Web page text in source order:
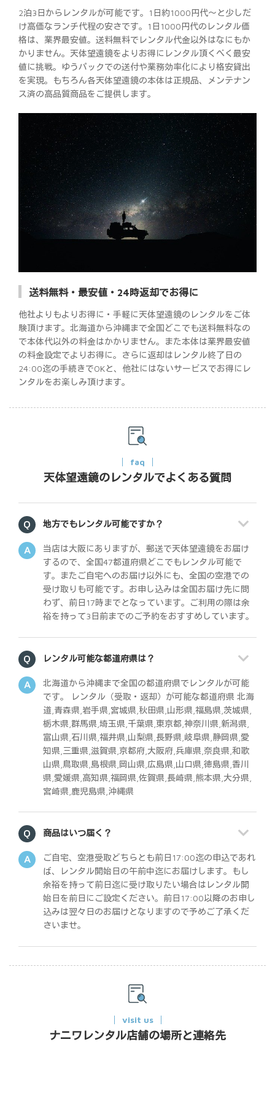
2泊3日からレンタルが可能です。1日約1000円代～と少しだ
け高価なランチ代程の安さです。1日1000円代のレンタル価
格は、業界最安値。送料無料でレンタル代金以外はなにもか
かりません。天体望遠鏡をよりお得にレンタル頂くべく最安
値に挑戦。ゆうパックでの送付や業務効率化により格安貸出
を実現。もちろん各天体望遠鏡の本体は正規品、メンテナン
ス済の高品質商品をご提供します。
送料無料・最安値・24時返却でお得に
他社よりもよりお得に・手軽に天体望遠鏡のレンタルをご体
験頂けます。北海道から沖縄まで全国どこでも送料無料なの
で本体代以外の料金はかかりません。また本体は業界最安値
の料金設定でよりお得に。さらに返却はレンタル終了日の
24:00迄の手続きでOKと、他社にはないサービスでお得にレ
ンタルをお楽しみ頂けます。
faq
天体望遠鏡のレンタルでよくある質問
地方でもレンタル可能ですか？
当店は大阪にありますが、郵送で天体望遠鏡をお届け
するので、全国47都道府県どこでもレンタル可能で
す。またご自宅へのお届け以外にも、全国の空港での
受け取りも可能です。お申し込みは全国お届け先に問
わず、前日17時までとなっています。ご利用の際は余
裕を持って3日前までのご予約をおすすめしています。
レンタル可能な都道府県は？
北海道から沖縄まで全国の都道府県でレンタルが可能
です。 レンタル（受取・返却）が可能な都道府県 北海
道,青森県,岩手県,宮城県,秋田県,山形県,福島県,茨城県,
栃木県,群馬県,埼玉県,千葉県,東京都,神奈川県,新潟県,
富山県,石川県,福井県,山梨県,長野県,岐阜県,静岡県,愛
知県,三重県,滋賀県,京都府,大阪府,兵庫県,奈良県,和歌
山県,鳥取県,島根県,岡山県,広島県,山口県,徳島県,香川
県,愛媛県,高知県,福岡県,佐賀県,長崎県,熊本県,大分県,
宮崎県,鹿児島県,沖縄県
商品はいつ届く？
ご自宅、空港受取どちらとも前日17:00迄の申込であれ
ば、レンタル開始日の午前中迄にお届けします。もし
余裕を持って前日迄に受け取りたい場合はレンタル開
始日を前日にご設定ください。前日17:00以降のお申し
込みは翌々日のお届けとなりますので予めご了承くだ
さいませ。
visit us
ナニワレンタル店舗の場所と連絡先